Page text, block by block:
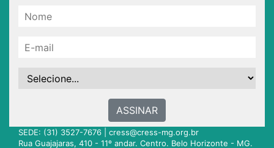
ASSINAR
SEDE: (31) 3527-7676 | cress@cress-mg.org.br
Rua Guajajaras, 410 - 11º andar. Centro. Belo Horizonte - MG.